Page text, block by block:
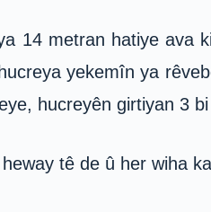
14 metran hatiye ava
yekemîn ya
hucreyên girtiyan 3
tê de û her wiha